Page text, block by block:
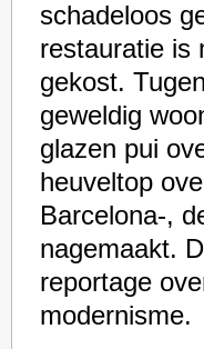
schadeloos
restauratie is
gekost.
geweldig
glazen pui
heuveltop
Barcelona-,
nagemaakt.
reportage
modernisme.